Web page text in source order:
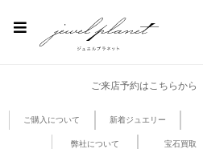
ご来店予約はこちらから
ご購入について 新着ジュエリー
弊社について 宝石買取